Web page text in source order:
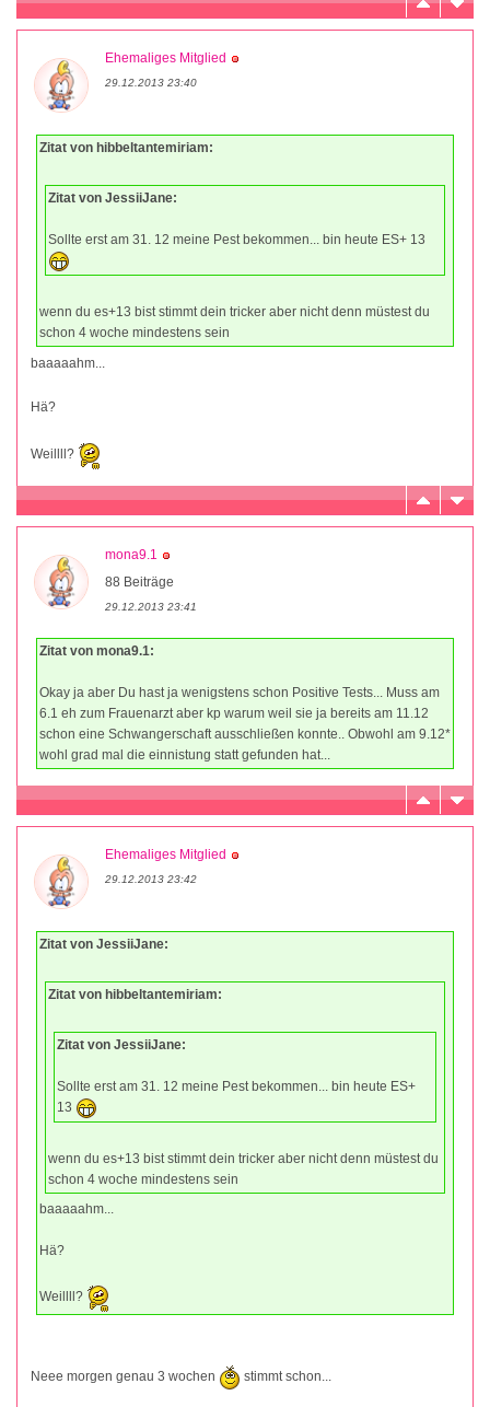
Ehemaliges Mitglied
29.12.2013 23:40
Zitat von hibbeltantemiriam:
Zitat von JessiiJane:
Sollte erst am 31. 12 meine Pest bekommen... bin heute ES+ 13
wenn du es+13 bist stimmt dein tricker aber nicht denn müstest du
schon 4 woche mindestens sein
baaaaahm...
Hä?
Weillll?
mona9.1
88 Beiträge
29.12.2013 23:41
Zitat von mona9.1:
Okay ja aber Du hast ja wenigstens schon Positive Tests... Muss am
6.1 eh zum Frauenarzt aber kp warum weil sie ja bereits am 11.12
schon eine Schwangerschaft ausschließen konnte.. Obwohl am 9.12*
wohl grad mal die einnistung statt gefunden hat...
Ehemaliges Mitglied
29.12.2013 23:42
Zitat von JessiiJane:
Zitat von hibbeltantemiriam:
Zitat von JessiiJane:
Sollte erst am 31. 12 meine Pest bekommen... bin heute ES+
13
wenn du es+13 bist stimmt dein tricker aber nicht denn müstest du
schon 4 woche mindestens sein
baaaaahm...
Hä?
Weillll?
Neee morgen genau 3 wochen stimmt schon...